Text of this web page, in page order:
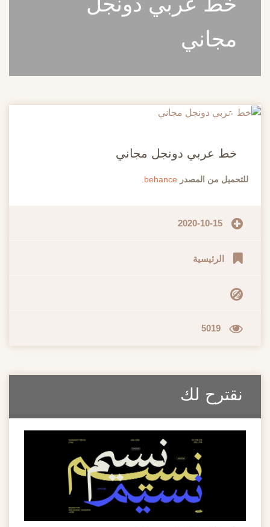
مجاني
20
خط عربي دونجل مجاني
للتحميل من المصدر behance.
2020-10-15
الرئيسية
5019
نقترح لك